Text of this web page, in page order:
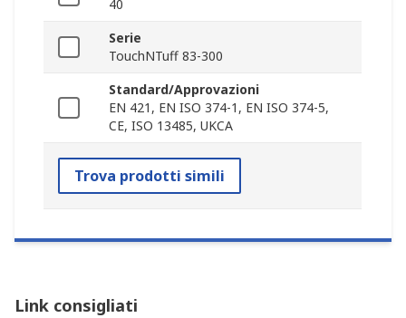
40
Serie
TouchNTuff 83-300
Standard/Approvazioni
EN 421, EN ISO 374-1, EN ISO 374-5,
CE, ISO 13485, UKCA
Trova prodotti simili
Link consigliati